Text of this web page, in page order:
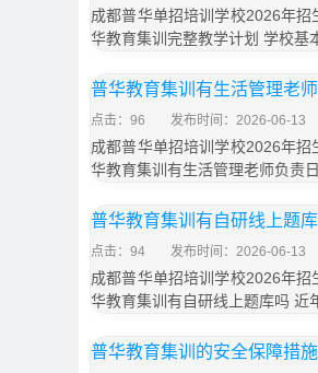
成都普华单招培训学校2026年
华教育集训完整教学计划 学校基
普华教育集训有生活管理老
点击：96 发布时间：2026-06-13
成都普华单招培训学校2026年
华教育集训有生活管理老师负责
普华教育集训有自研线上题
点击：94 发布时间：2026-06-13
成都普华单招培训学校2026年
华教育集训有自研线上题库吗 近
普华教育集训的安全保障措